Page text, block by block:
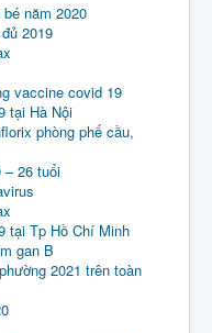
năm 2020
2019
vaccine covid 19
tại Hà Nội
phòng phế cầu,
– 26 tuổi
tại Tp Hồ Chí Minh
gan B
2021 trên toàn